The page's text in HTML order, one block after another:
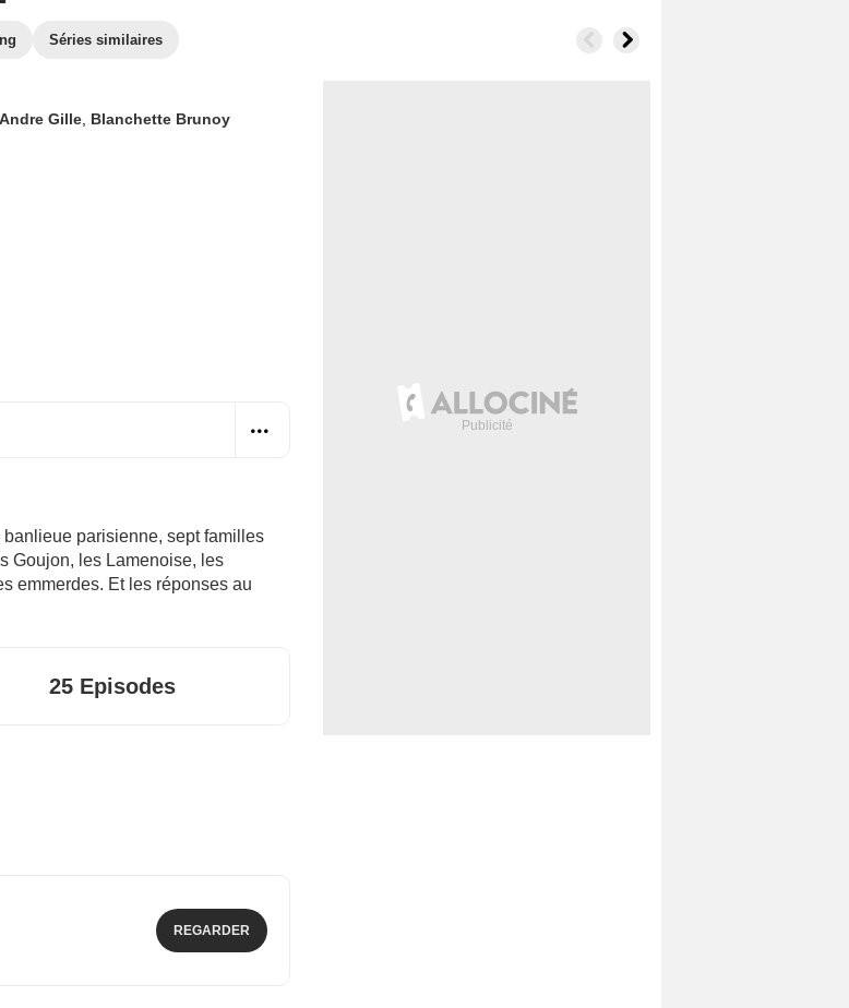
Séries similaires
Andre Gille Blanchette Brunoy
parisienne, sept familles
Goujon, les Lamenoise, les
emmerdes. Et les réponses au
25 Episodes
REGARDER